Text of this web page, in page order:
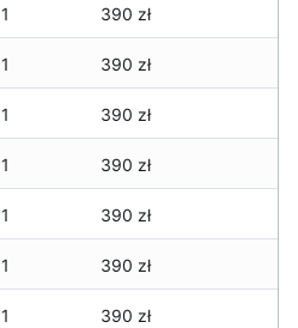
1 390 zł
1 390 zł
1 390 zł
1 390 zł
1 390 zł
1 390 zł
1 390 zł